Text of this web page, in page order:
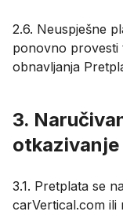
2.6. Neuspješne
ponovno provesti
obnavljanja
3.
3.1. Pretplata se
carVertical.com ili